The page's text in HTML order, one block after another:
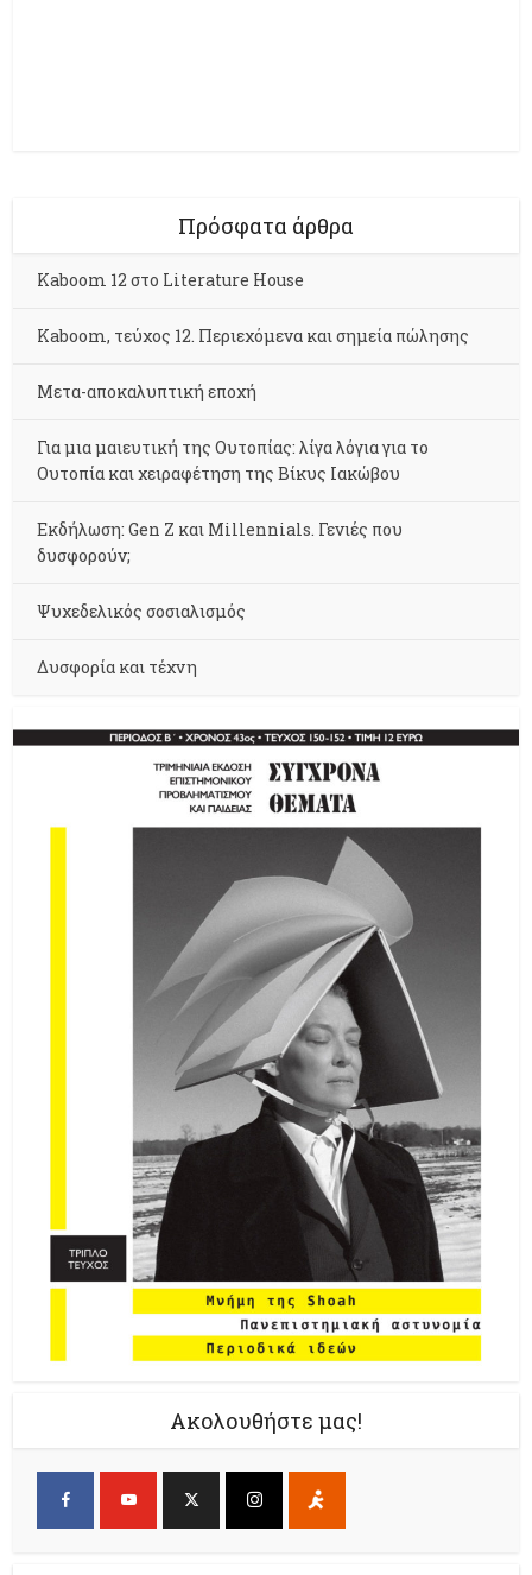
Πρόσφατα άρθρα
Kaboom 12 στο Literature House
Kaboom, τεύχος 12. Περιεχόμενα και σημεία πώλησης
Μετα-αποκαλυπτική εποχή
Για μια μαιευτική της Ουτοπίας: λίγα λόγια για το
Ουτοπία και χειραφέτηση της Βίκυς Ιακώβου
Εκδήλωση: Gen Z και Millennials. Γενιές που
δυσφορούν;
Ψυχεδελικός σοσιαλισμός
Δυσφορία και τέχνη
Ακολουθήστε μας!